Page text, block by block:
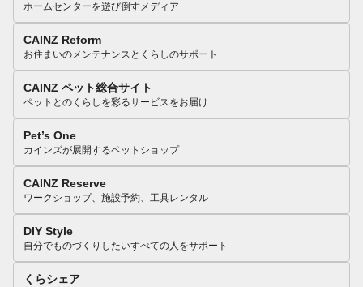
ホームセンターを遊び倒すメディア
CAINZ Reform
お住まいのメンテナンスとくらしのサポート
CAINZ ペット総合サイト
ペットとのくらしを彩るサービスをお届け
Pet’s One
カインズが展開するペットショップ
CAINZ Reserve
ワークショップ、施設予約、工具レンタル
DIY Style
自分でものづくりしたいすべての人をサポート
くらシェア